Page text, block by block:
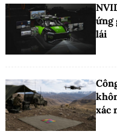
ứng
lái
xác